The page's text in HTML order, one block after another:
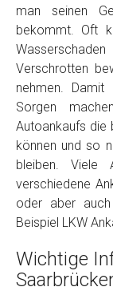
Sonstiges
Fertig
Wie viel ist
man seinen
bekommt. Oft
Verschrotten
nehmen.
Sorgen
Autoankaufs die
können und so
bleiben. Viele
verschiedene
oder aber
Beispiel LKW
Wichtige